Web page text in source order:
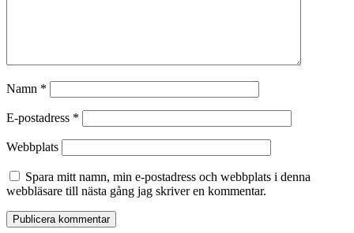
Namn *
E-postadress *
Webbplats
Spara mitt namn, min e-postadress och webbplats i denna
webbläsare till nästa gång jag skriver en kommentar.